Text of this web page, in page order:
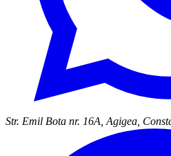
Str. Emil Bota nr. 16A, Agigea,